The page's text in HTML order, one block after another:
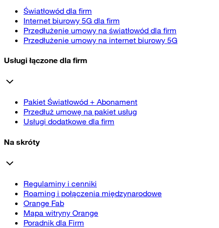
Światłowód dla firm
Internet biurowy 5G dla firm
Przedłużenie umowy na światłowód dla firm
Przedłużenie umowy na internet biurowy 5G
Usługi łączone dla firm
Pakiet Światłowód + Abonament
Przedłuż umowę na pakiet usług
Usługi dodatkowe dla firm
Na skróty
Regulaminy i cenniki
Roaming i połączenia międzynarodowe
Orange Fab
Mapa witryny Orange
Poradnik dla Firm